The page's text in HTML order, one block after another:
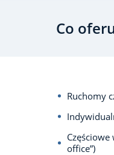
Co
Ruchomy
office”)